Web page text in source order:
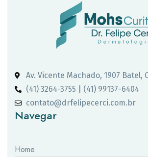
Av. Vicente Machado, 1907 Batel,
(41) 3264-3755 | (41) 99137-6404
contato@drfelipecerci.com.br
Navegar
Home